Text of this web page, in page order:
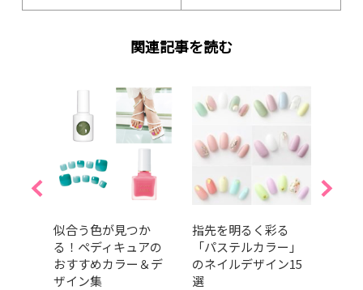
関連記事を読む
似合う色が見つか
る！ペディキュアの
おすすめカラー＆デ
ザイン集
指先を明るく彩る
「パステルカラー」
のネイルデザイン15
選